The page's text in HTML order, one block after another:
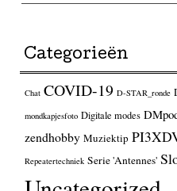
Categorieën
Chat COVID-19 D-STAR_ronde
mondkapjesfoto Digitale modes
zendhobby Muziektip
Repeatertechniek Serie 'Antennes'